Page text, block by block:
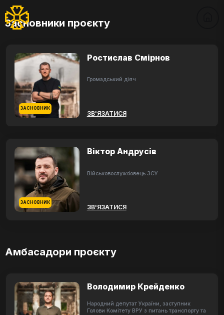
Засновники проєкту
ЗАСНОВНИК
Ростислав Смірнов
Громадський діяч
ЗВ'ЯЗАТИСЯ
ЗАСНОВНИК
Віктор Андрусів
Військовослужбовець ЗСУ
ЗВ'ЯЗАТИСЯ
Амбасадори проєкту
Володимир Крейденко
Народний депутат України, заступник
Голови Комітету ВРУ з питань транспорту та